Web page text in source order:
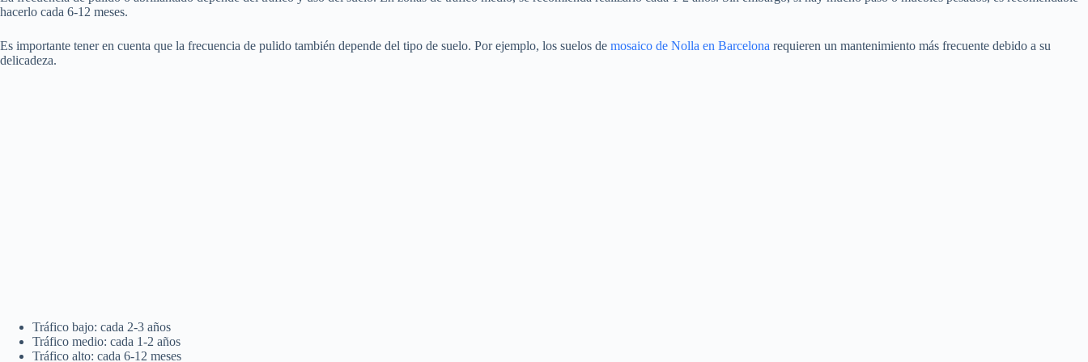
hacerlo cada 6-12 meses.
Es importante tener en cuenta que la frecuencia de pulido también depende del tipo de suelo. Por ejemplo, los suelos de mosaico de Nolla en Barcelona requieren un mantenimiento más frecuente debido a su
delicadeza.
Tráfico bajo: cada 2-3 años
Tráfico medio: cada 1-2 años
Tráfico alto: cada 6-12 meses